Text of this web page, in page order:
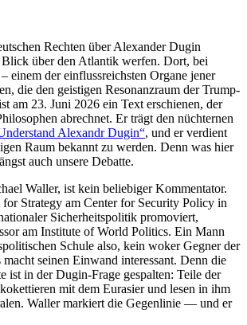
Rechten über Alexander Dugin
über den Atlantik werfen. Dort, bei
einem der einflussreichsten Organe jener
die den geistigen Resonanzraum der Trump-
am 23. Juni 2026 ein Text erschienen, der
abrechnet. Er trägt den nüchternen
Alexandr Dugin“, und er verdient
Raum bekannt zu werden. Denn was hier
auch unsere Debatte.
Waller, ist kein beliebiger Kommentator.
Strategy am Center for Security Policy in
Sicherheitspolitik promoviert,
am Institute of World Politics. Ein Mann
Schule also, kein woker Gegner der
macht seinen Einwand interessant. Denn die
ist in der Dugin-Frage gespalten: Teile der
mit dem Eurasier und lesen in ihm
Waller markiert die Gegenlinie — und er